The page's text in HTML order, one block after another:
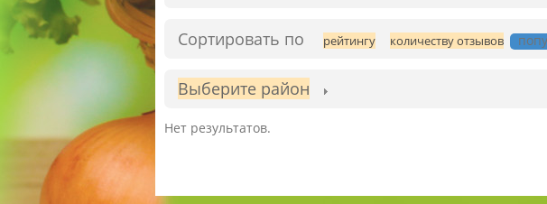
Сортировать по рейтингу количеству отзывов
Выберите район
Нет результатов.